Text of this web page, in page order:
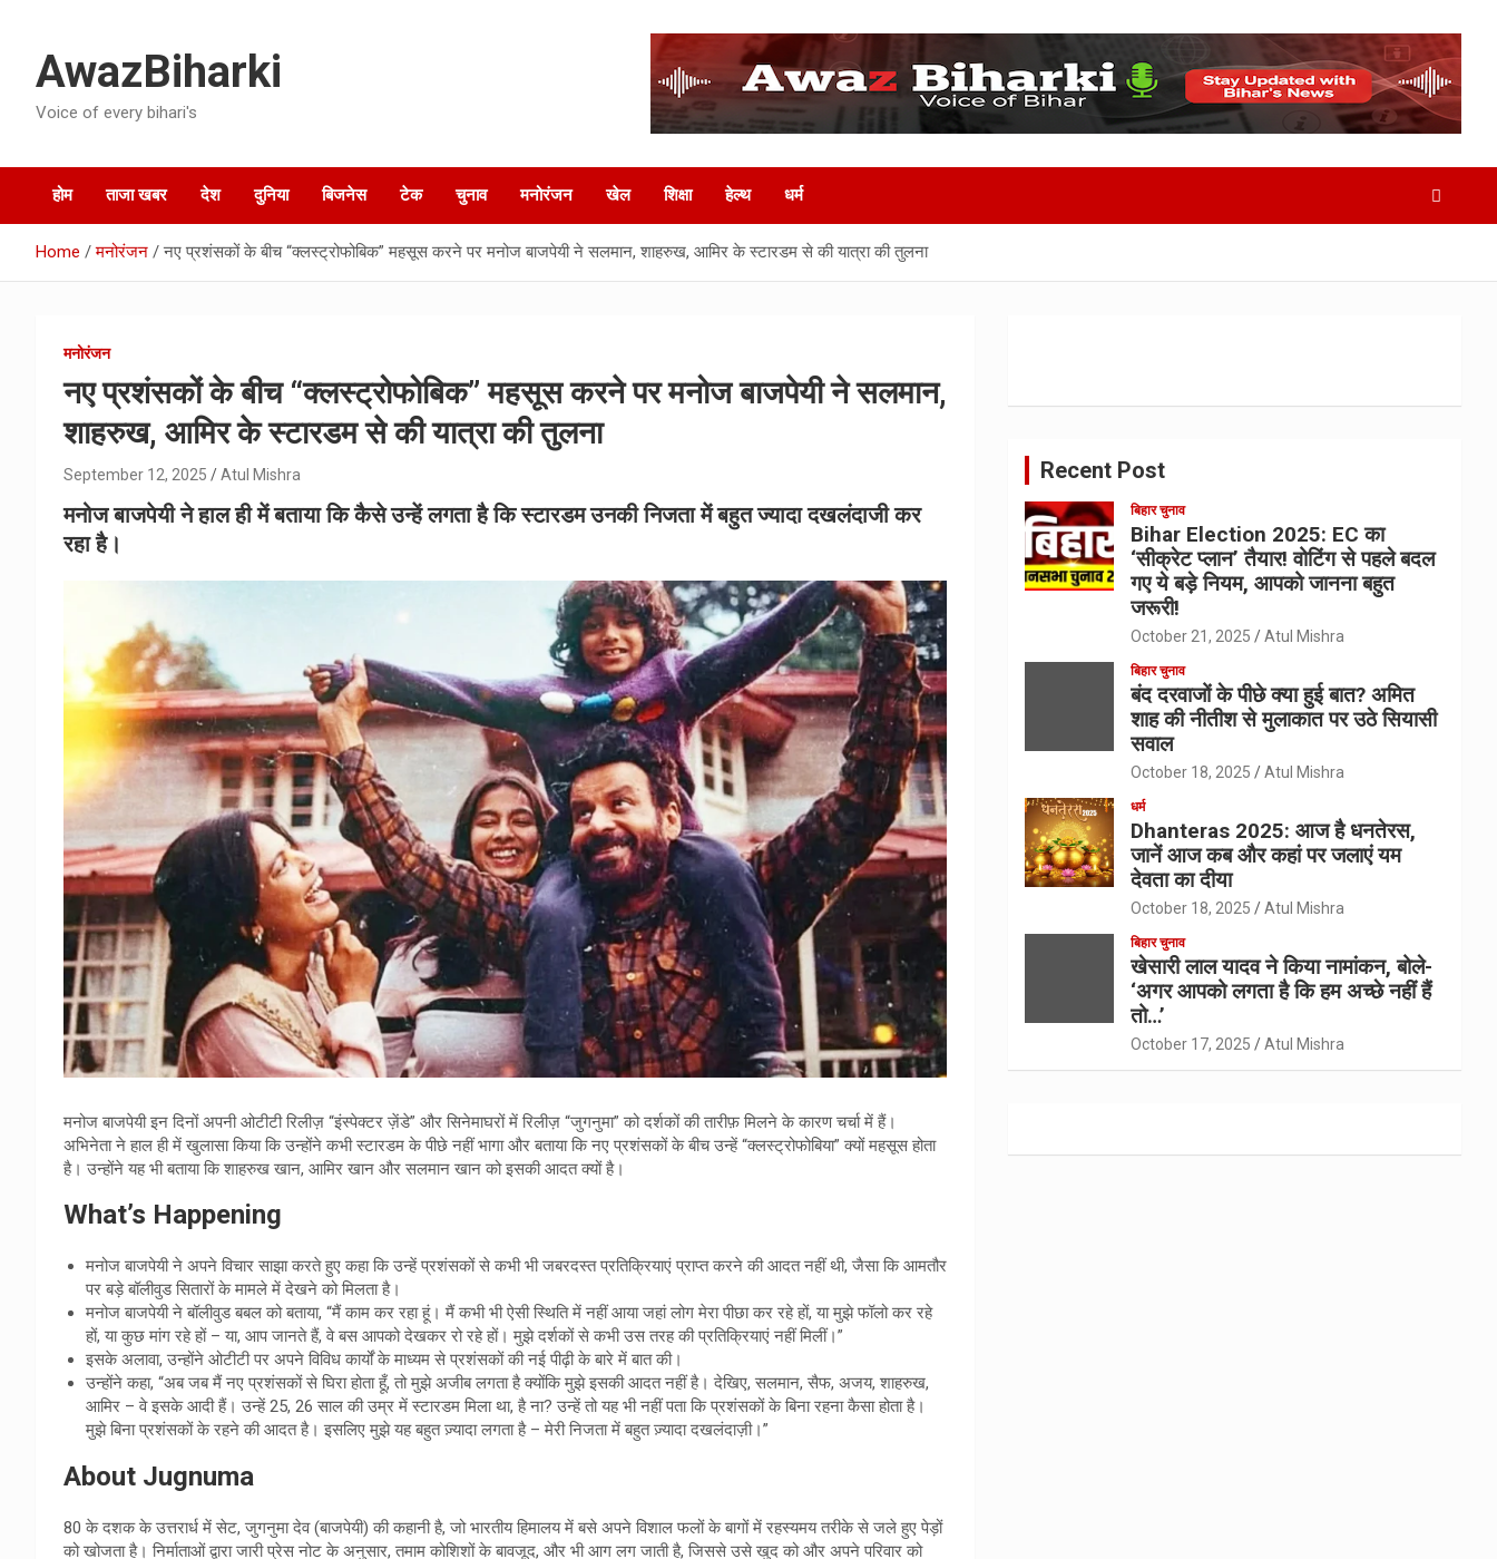
contentAwazBiharki
Voice of every bihari's
होम ताजा खबर देश दुनिया बिजनेस टेक चुनाव मनोरंजन खेल शिक्षा हेल्‍थ धर्म
Home मनोरंजन नए प्रशंसकों के बीच “क्लस्ट्रोफोबिक” महसूस करने पर मनोज बाजपेयी ने सलमान, शाहरुख, आमिर के स्टारडम से की यात्रा की तुलना
मनोरंजन
नए प्रशंसकों के बीच “क्लस्ट्रोफोबिक” महसूस करने पर मनोज बाजपेयी ने सलमान,
शाहरुख, आमिर के स्टारडम से की यात्रा की तुलना
September 12, 2025 Atul Mishra
मनोज बाजपेयी ने हाल ही में बताया कि कैसे उन्हें लगता है कि स्टारडम उनकी निजता में बहुत ज्यादा दखलंदाजी कर
रहा है।
मनोज बाजपेयी इन दिनों अपनी ओटीटी रिलीज़ “इंस्पेक्टर ज़ेंडे” और सिनेमाघरों में रिलीज़ “जुगनुमा” को दर्शकों की तारीफ़ मिलने के कारण चर्चा में हैं।
अभिनेता ने हाल ही में खुलासा किया कि उन्होंने कभी स्टारडम के पीछे नहीं भागा और बताया कि नए प्रशंसकों के बीच उन्हें “क्लस्ट्रोफोबिया” क्यों महसूस होता
है। उन्होंने यह भी बताया कि शाहरुख खान, आमिर खान और सलमान खान को इसकी आदत क्यों है।
What’s Happening
मनोज बाजपेयी ने अपने विचार साझा करते हुए कहा कि उन्हें प्रशंसकों से कभी भी जबरदस्त प्रतिक्रियाएं प्राप्त करने की आदत नहीं थी, जैसा कि आमतौर
पर बड़े बॉलीवुड सितारों के मामले में देखने को मिलता है।
मनोज बाजपेयी ने बॉलीवुड बबल को बताया, “मैं काम कर रहा हूं। मैं कभी भी ऐसी स्थिति में नहीं आया जहां लोग मेरा पीछा कर रहे हों, या मुझे फॉलो कर रहे
हों, या कुछ मांग रहे हों – या, आप जानते हैं, वे बस आपको देखकर रो रहे हों। मुझे दर्शकों से कभी उस तरह की प्रतिक्रियाएं नहीं मिलीं।”
इसके अलावा, उन्होंने ओटीटी पर अपने विविध कार्यों के माध्यम से प्रशंसकों की नई पीढ़ी के बारे में बात की।
उन्होंने कहा, “अब जब मैं नए प्रशंसकों से घिरा होता हूँ, तो मुझे अजीब लगता है क्योंकि मुझे इसकी आदत नहीं है। देखिए, सलमान, सैफ, अजय, शाहरुख,
आमिर – वे इसके आदी हैं। उन्हें 25, 26 साल की उम्र में स्टारडम मिला था, है ना? उन्हें तो यह भी नहीं पता कि प्रशंसकों के बिना रहना कैसा होता है।
मुझे बिना प्रशंसकों के रहने की आदत है। इसलिए मुझे यह बहुत ज़्यादा लगता है – मेरी निजता में बहुत ज़्यादा दखलंदाज़ी।”
About Jugnuma
80 के दशक के उत्तरार्ध में सेट, जुगनुमा देव (बाजपेयी) की कहानी है, जो भारतीय हिमालय में बसे अपने विशाल फलों के बागों में रहस्यमय तरीके से जले हुए पेड़ों
को खोजता है। निर्माताओं द्वारा जारी प्रेस नोट के अनुसार, तमाम कोशिशों के बावजूद, और भी आग लग जाती है, जिससे उसे खुद को और अपने परिवार को
Recent Post
बिहार चुनाव
Bihar Election 2025: EC का
‘सीक्रेट प्लान’ तैयार! वोटिंग से पहले बदल
गए ये बड़े नियम, आपको जानना बहुत
जरूरी!
October 21, 2025 Atul Mishra
बिहार चुनाव
बंद दरवाजों के पीछे क्या हुई बात? अमित
शाह की नीतीश से मुलाकात पर उठे सियासी
सवाल
October 18, 2025 Atul Mishra
धर्म
Dhanteras 2025: आज है धनतेरस,
जानें आज कब और कहां पर जलाएं यम
देवता का दीया
October 18, 2025 Atul Mishra
बिहार चुनाव
खेसारी लाल यादव ने किया नामांकन, बोले-
‘अगर आपको लगता है कि हम अच्छे नहीं हैं
तो…’
October 17, 2025 Atul Mishra